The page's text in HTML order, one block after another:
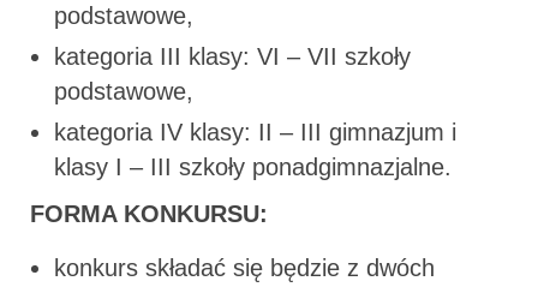
podstawowe,
kategoria III klasy: VI – VII szkoły
podstawowe,
kategoria IV klasy: II – III gimnazjum i
klasy I – III szkoły ponadgimnazjalne.
FORMA KONKURSU:
konkurs składać się będzie z dwóch